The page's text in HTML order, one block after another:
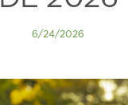
6/24/2026